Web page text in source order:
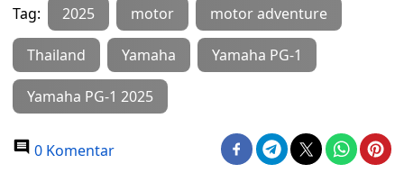
Tag: 2025 motor motor adventure
Thailand Yamaha Yamaha PG-1
Yamaha PG-1 2025
0 Komentar